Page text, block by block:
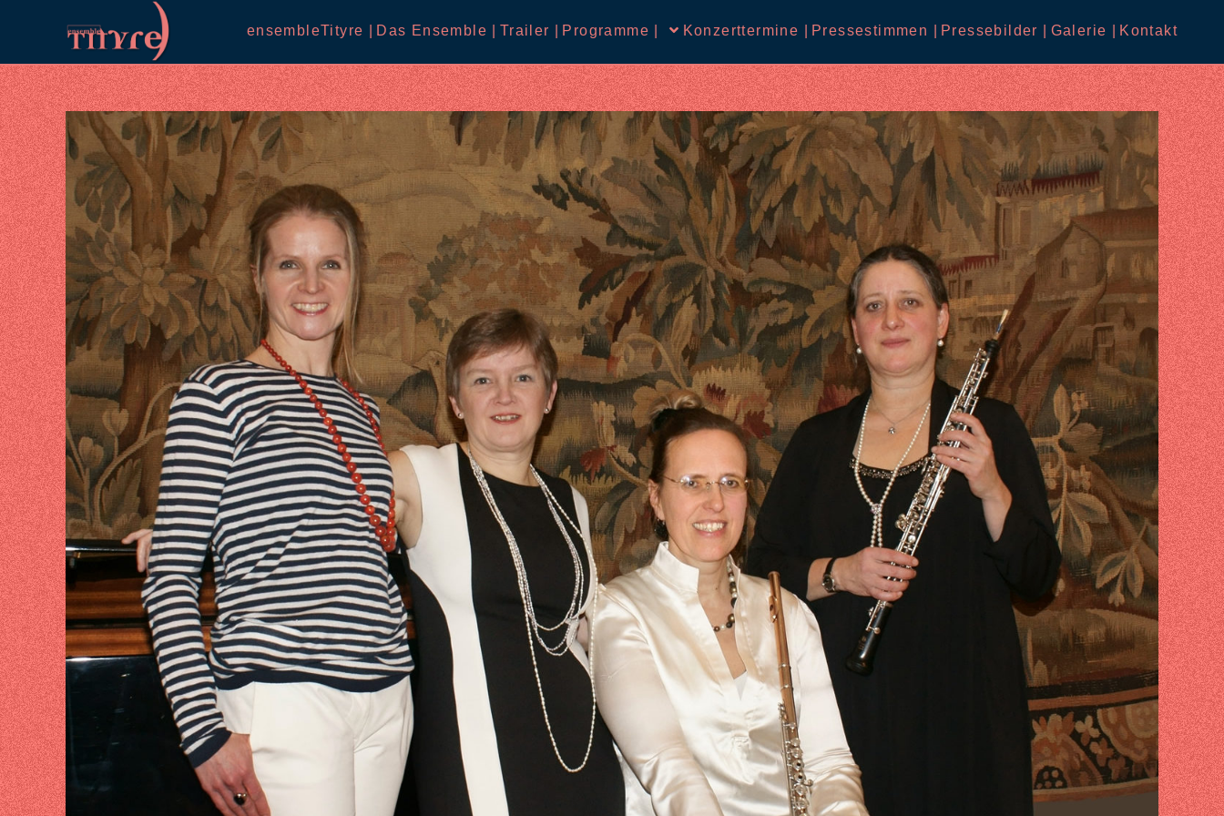
ensembleTityre | Das Ensemble | Trailer | Programme | Konzerttermine | Pressestimmen | Pressebilder | Galerie | Kontakt